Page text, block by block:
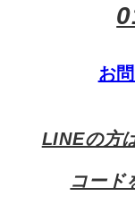
お
LINEの方
コード